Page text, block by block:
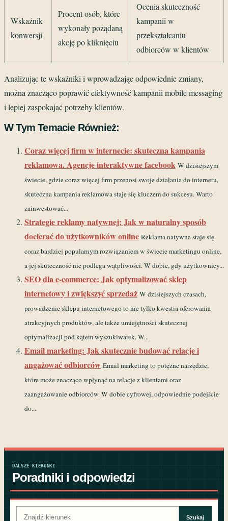
DALSZE KIERUNKI
Poradniki i odpowiedzi
Szukaj:
Szukaj
Wskaźnik
konwersji
Procent osób, które
wykonały pożądaną
akcję po kliknięciu
Ocenia skuteczność
kampanii w
przekształcaniu
odbiorców w klientów
Analizując te wskaźniki i wprowadzając odpowiednie zmiany,
można znacząco poprawić efektywność kampanii mobile messaging
i lepiej zaspokajać potrzeby klientów.
W Tym Temacie Również:
Coraz więcej firm w internecie: skuteczna kampania
reklamowa. Agencje interaktywne facebook W dzisiejszym
świecie, gdzie coraz więcej firm przenosi swoje działania do internetu,
skuteczna kampania reklamowa staje się kluczem do sukcesu. Warto
zainwestować...
Strategie reklamy natywnej: Jak w naturalny sposób
docierać do użytkowników online Reklama natywna staje się
coraz bardziej popularnym rozwiązaniem w świecie marketingu online,
a jej skuteczność nie podlega wątpliwości. W dobie, gdy użytkownicy...
SEO dla e-commerce: Jak optymalizować sklep
internetowy i zwiększyć sprzedaż W dzisiejszych czasach,
prowadzenie sklepu internetowego to nie tylko kwestia oferowania
atrakcyjnych produktów, ale także umiejętności skutecznej
optymalizacji pod kątem wyszukiwarek. W...
Email marketing: Jak skutecznie budować relacje i
angażować odbiorców Email marketing to potężne narzędzie,
które może znacząco wpłynąć na relacje z klientami oraz
zaangażowanie odbiorców. W dobie cyfrowej, odpowiednie podejście
do...